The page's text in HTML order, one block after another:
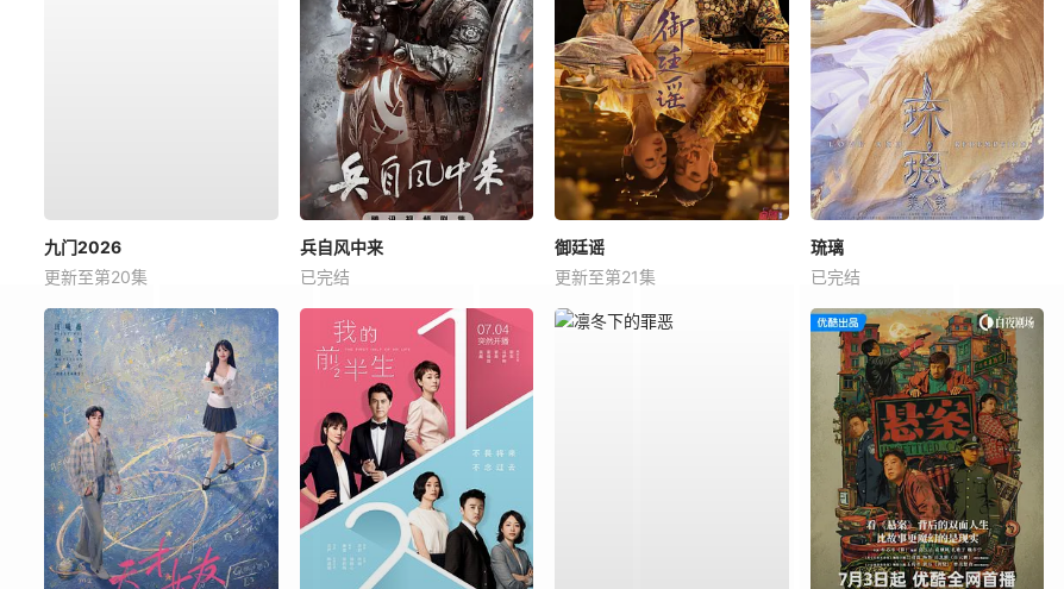
九门2026
更新至第20集
兵自风中来
已完结
御廷谣
更新至第21集
琉璃
已完结